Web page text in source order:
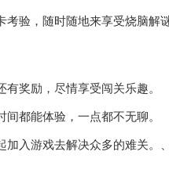
考验，随时随地来享受烧脑解
奖励，尽情享受闯关乐趣。
都能体验，一点都不无聊。
加入游戏去解决众多的难关。